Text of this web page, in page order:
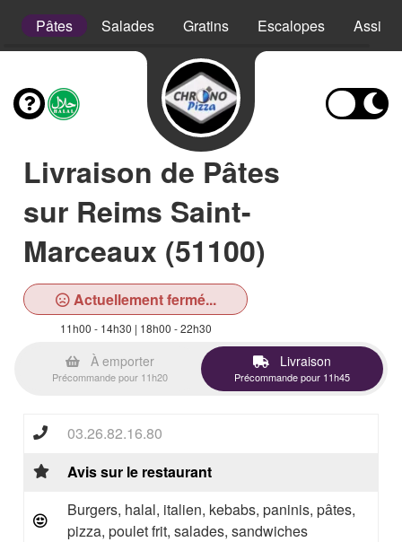
Pâtes Salades Gratins Escalopes
Livraison de Pâtes
sur Reims Saint-
Marceaux (51100)
Actuellement fermé...
11h00 - 14h30 | 18h00 - 22h30
À emporter
Précommande pour 11h20
Livraison
Précommande pour 11h45
03.26.82.16.80
Avis sur le restaurant
Burgers, halal, italien, kebabs, paninis, pâtes,
pizza, poulet frit, salades, sandwiches